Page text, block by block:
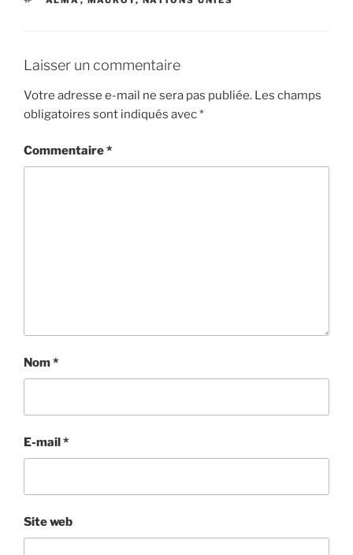
Laisser un commentaire
Votre adresse e-mail ne sera pas publiée. Les champs
obligatoires sont indiqués avec*
Commentaire*
Nom*
E-mail*
Site web